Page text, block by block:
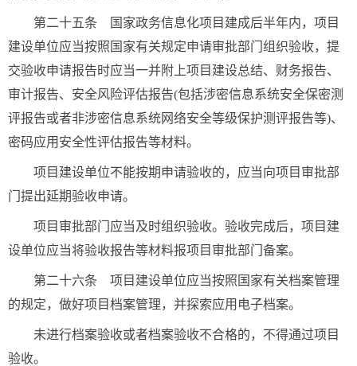
第二十五条 国家政务信息化项目建成后半年内，项目
建设单位应当按照国家有关规定申请审批部门组织验收，提
交验收申请报告时应当一并附上项目建设总结、财务报告、
审计报告、安全风险评估报告(包括涉密信息系统安全保密测
评报告或者非涉密信息系统网络安全等级保护测评报告等)、
密码应用安全性评估报告等材料。
项目建设单位不能按期申请验收的，应当向项目审批部
门提出延期验收申请。
项目审批部门应当及时组织验收。验收完成后，项目建
设单位应当将验收报告等材料报项目审批部门备案。
第二十六条 项目建设单位应当按照国家有关档案管理
的规定，做好项目档案管理，并探索应用电子档案。
未进行档案验收或者档案验收不合格的，不得通过项目
验收。